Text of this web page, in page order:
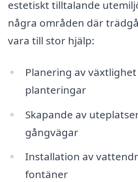
estetiskt tilltalande
några områden där
vara till stor hjälp:
Planering av
planteringar
Skapande av
gångvägar
Installation av
fontäner